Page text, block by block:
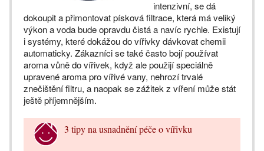
intenzivní, se dá
dokoupit a přimontovat písková filtrace, která má veliký
výkon a voda bude opravdu čistá a navíc rychle. Existují
i systémy, které dokážou do vířivky dávkovat chemii
automaticky. Zákazníci se také často bojí používat
aroma vůně do vířivek, když ale použijí speciálně
upravené aroma pro vířivé vany, nehrozí trvalé
znečištění filtru, a naopak se zážitek z víření může stát
ještě příjemnějším.
3 tipy na usnadnění péče o vířivku